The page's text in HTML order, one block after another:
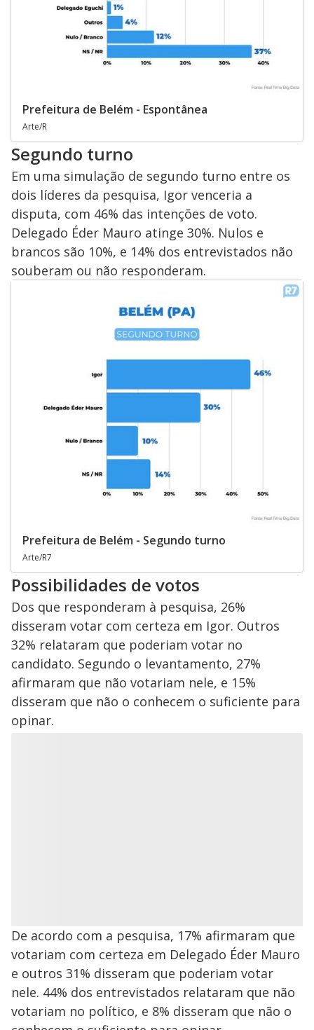
Prefeitura de Belém - Espontânea
Arte/R
Segundo turno
Em uma simulação de segundo turno entre os
dois líderes da pesquisa, Igor venceria a
disputa, com 46% das intenções de voto.
Delegado Éder Mauro atinge 30%. Nulos e
brancos são 10%, e 14% dos entrevistados não
souberam ou não responderam.
Prefeitura de Belém - Segundo turno
Arte/R7
Possibilidades de votos
Dos que responderam à pesquisa, 26%
disseram votar com certeza em Igor. Outros
32% relataram que poderiam votar no
candidato. Segundo o levantamento, 27%
afirmaram que não votariam nele, e 15%
disseram que não o conhecem o suficiente para
opinar.
De acordo com a pesquisa, 17% afirmaram que
votariam com certeza em Delegado Éder Mauro
e outros 31% disseram que poderiam votar
nele. 44% dos entrevistados relataram que não
votariam no político, e 8% disseram que não o